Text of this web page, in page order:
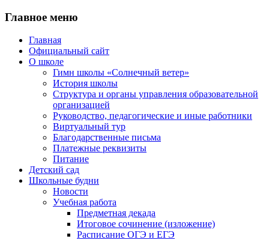
Главное меню
Главная
Официальный сайт
О школе
Гимн школы «Солнечный ветер»
История школы
Структура и органы управления образовательной
организацией
Руководство, педагогические и иные работники
Виртуальный тур
Благодарственные письма
Платежные реквизиты
Питание
Детский сад
Школьные будни
Новости
Учебная работа
Предметная декада
Итоговое сочинение (изложение)
Расписание ОГЭ и ЕГЭ